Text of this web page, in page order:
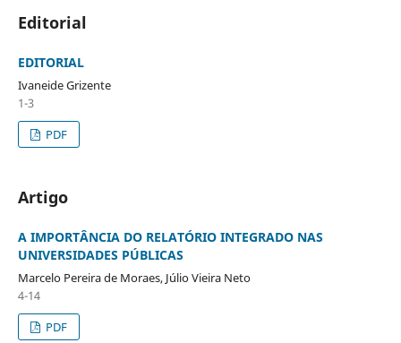
Editorial
EDITORIAL
Ivaneide Grizente
1-3
PDF
Artigo
A IMPORTÂNCIA DO RELATÓRIO INTEGRADO NAS
UNIVERSIDADES PÚBLICAS
Marcelo Pereira de Moraes, Júlio Vieira Neto
4-14
PDF